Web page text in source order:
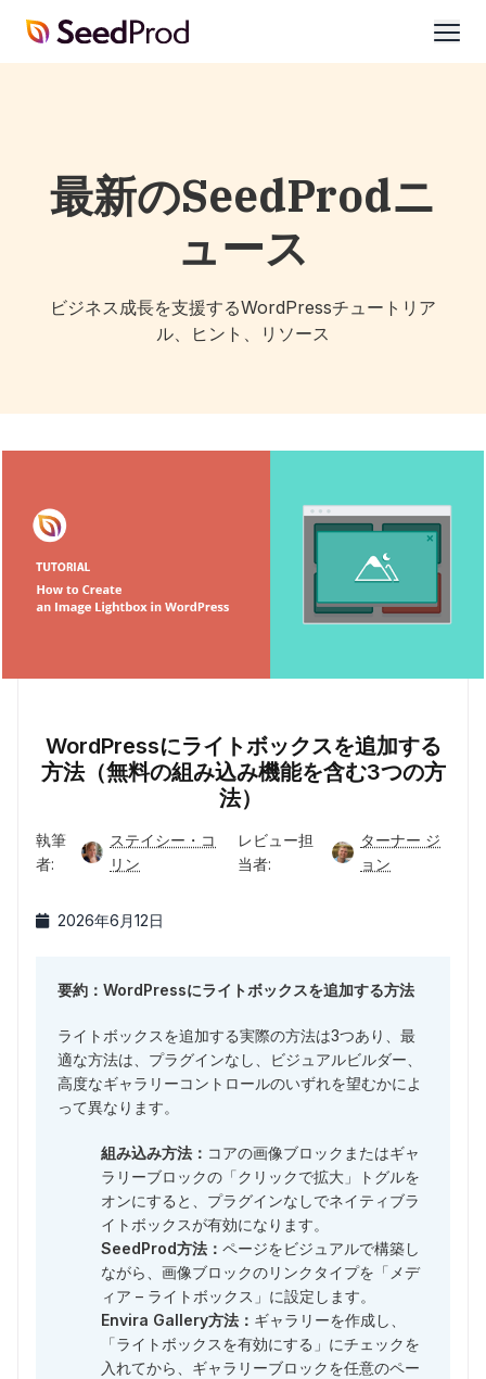
SeedProd
最新のSeedProdニ
ュース
ビジネス成長を支援するWordPressチュートリア
ル、ヒント、リソース
WordPressにライトボックスを追加する
方法（無料の組み込み機能を含む3つの方
法）
執筆
者:
ステイシー・コ
リン
レビュー担
当者:
ターナー ジ
ョン
2026年6月12日
要約：WordPressにライトボックスを追加する方法
ライトボックスを追加する実際の方法は3つあり、最
適な方法は、プラグインなし、ビジュアルビルダー、
高度なギャラリーコントロールのいずれを望むかによ
って異なります。
組み込み方法： コアの画像ブロックまたはギャ
ラリーブロックの「クリックで拡大」トグルを
オンにすると、プラグインなしでネイティブラ
イトボックスが有効になります。
SeedProd方法： ページをビジュアルで構築し
ながら、画像ブロックのリンクタイプを「メデ
ィア – ライトボックス」に設定します。
Envira Gallery方法： ギャラリーを作成し、
「ライトボックスを有効にする」にチェックを
入れてから、ギャラリーブロックを任意のペー